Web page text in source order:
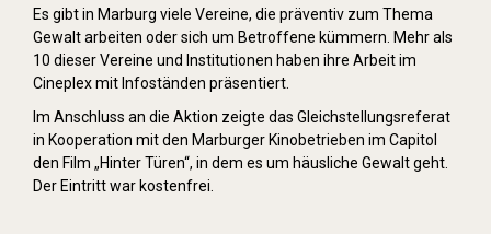
Es gibt in Marburg viele Vereine, die präventiv zum Thema
Gewalt arbeiten oder sich um Betroffene kümmern. Mehr als
10 dieser Vereine und Institutionen haben ihre Arbeit im
Cineplex mit Infoständen präsentiert.
Im Anschluss an die Aktion zeigte das Gleichstellungsreferat
in Kooperation mit den Marburger Kinobetrieben im Capitol
den Film „Hinter Türen“, in dem es um häusliche Gewalt geht.
Der Eintritt war kostenfrei.